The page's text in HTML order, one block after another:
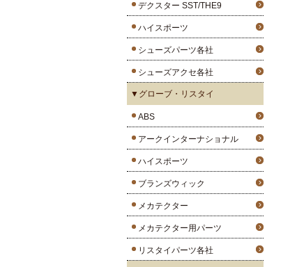
デクスター SST/THE9
ハイスポーツ
シューズパーツ各社
シューズアクセ各社
▼グローブ・リスタイ
ABS
アークインターナショナル
ハイスポーツ
ブランズウィック
メカテクター
メカテクター用パーツ
リスタイパーツ各社